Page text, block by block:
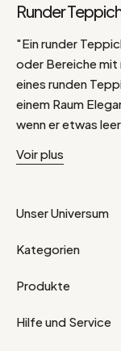
Runder
"Ein runder
oder Bereiche mit
eines runden
einem Raum
wenn er etwas
sich auch durch
Potenzial
sind runde
Kopfteil Ihres
Teppichen!"
Voir plus
Unser Universum
Kategorien
Produkte
Hilfe und Service